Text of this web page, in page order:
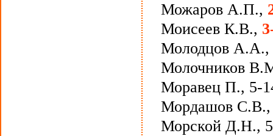
Можаров А.П.,
Моисеев К.В.,
Молодцов А.А.,
Молочников
Моравец П., 5-
Мордашов
Морской Д.Н.,